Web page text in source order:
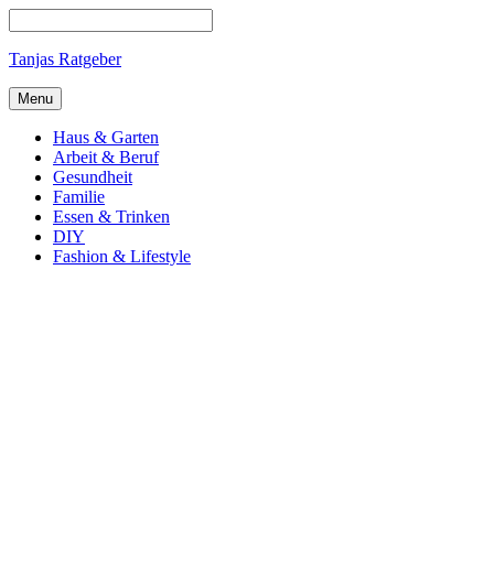
Tanjas Ratgeber
Menu
Haus & Garten
Arbeit & Beruf
Gesundheit
Familie
Essen & Trinken
DIY
Fashion & Lifestyle